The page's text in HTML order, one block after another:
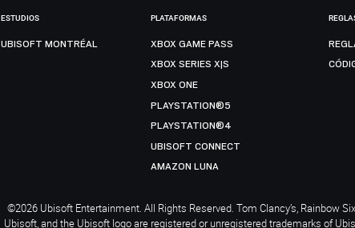
ESTUDIOS
UBISOFT MONTRÉAL
PLATAFORMAS
XBOX GAME PASS
XBOX SERIES X|S
XBOX ONE
PLAYSTATION®5
PLAYSTATION®4
UBISOFT CONNECT
AMAZON LUNA
©2026 Ubisoft Entertainment. All Rights Reserved. Tom Clancy’s, Rainbow
Ubisoft, and the Ubisoft logo are registered or unregistered trademarks of